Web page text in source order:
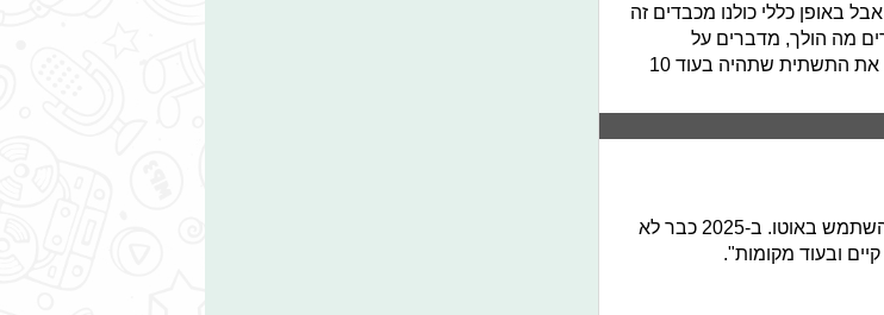
באופן כללי כולנו מכבדים זה
מה הולך, מדברים על
הפרויקטים שלנו ומייעצים זה לזה. יזה כמובן אתגר, אנחנו בונים את התשתית שתהיה בעוד 10
"לחלוטין, יש כבר ערים במדינות אחרות שאוסרות על אנשים להשתמש באוטו. ב-2025 כבר לא
ובעוד מקומות".